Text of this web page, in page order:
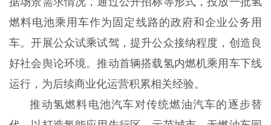
燃料电池乘用车作为固定线路的政府和企业公务用
车。开展公众试乘试驾，提升公众接纳程度，创造良
好社会舆论环境。推动首辆搭载氢内燃机乘用车下线
运行，为后续商业化运营积累相关经验。
推动氢燃料电池汽车对传统燃油汽车的逐步替